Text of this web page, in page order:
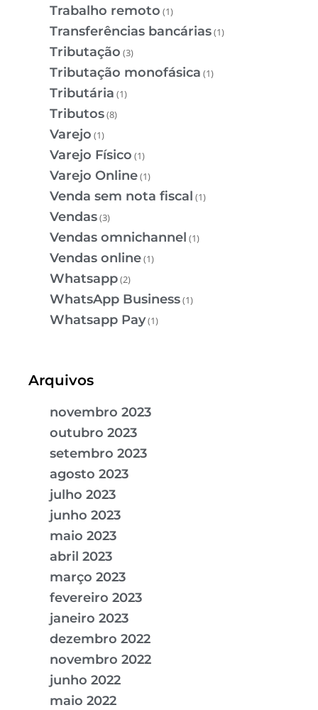
Trabalho remoto (1)
Transferências bancárias(1)
Tributação (3)
Tributação monofásica (1)
Tributária (1)
Tributos(8)
Varejo (1)
Varejo Físico (1)
Varejo Online(1)
Venda sem nota fiscal (1)
Vendas(3)
Vendas omnichannel (1)
Vendas online(1)
Whatsapp(2)
WhatsApp Business(1)
Whatsapp Pay(1)
Arquivos
novembro 2023
outubro 2023
setembro 2023
agosto 2023
julho 2023
junho 2023
maio 2023
abril 2023
março 2023
fevereiro 2023
janeiro 2023
dezembro 2022
novembro 2022
junho 2022
maio 2022